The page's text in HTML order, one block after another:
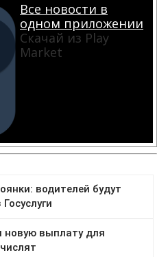
Все новости в
одном приложении
Скачай из Play
Market